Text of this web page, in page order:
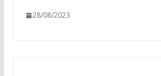
28/08/2023